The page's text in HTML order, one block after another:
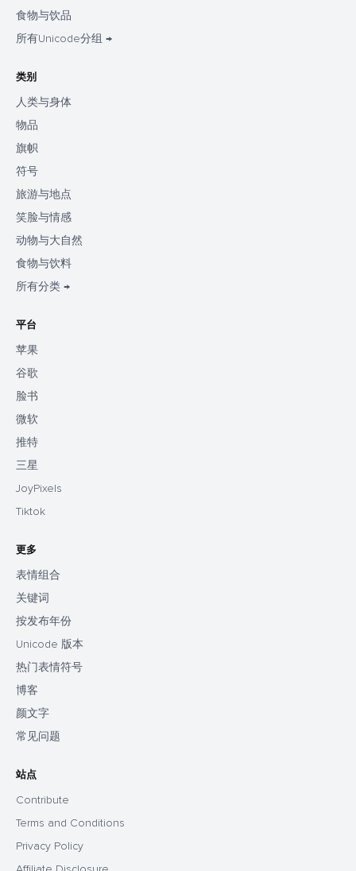
食物与饮品
所有Unicode分组 →
类别
人类与身体
物品
旗帜
符号
旅游与地点
笑脸与情感
动物与大自然
食物与饮料
所有分类 →
平台
苹果
谷歌
脸书
微软
推特
三星
JoyPixels
Tiktok
更多
表情组合
关键词
按发布年份
Unicode 版本
热门表情符号
博客
颜文字
常见问题
站点
Contribute
Terms and Conditions
Privacy Policy